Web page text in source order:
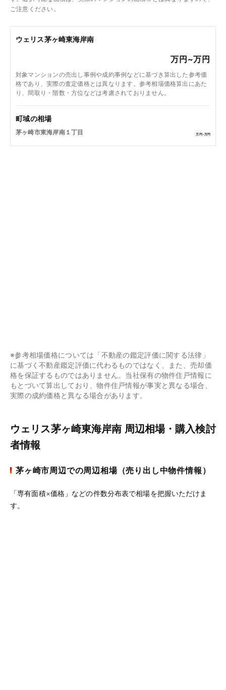
ウェリス茅ヶ崎東海岸南
万円~万円
対象マンションの売出し事例や成約事例などに基づき算出した参考価
格であり、実際の査定価格とは異なります。参考相場価格算出にあた
り、間取り・階数・方位などは考慮されておりません。
町域の相場
茅ヶ崎市東海岸南１丁目 万円~万円
ご注意ください。
※参考相場価格については「不動産の鑑定評価に関する法律」
に基づく不動産鑑定評価に代わるものではなく、また、売却価
格を保証するものではありません。当社保有の物件住戸情報に
もとづいて算出しており、物件住戸情報が事実と異なる場合、
実際の成約価格と異なる場合があります。
ウェリス茅ヶ崎東海岸南 周辺相場・購入検討
者情報
茅ヶ崎市周辺での周辺相場（売り出し中物件情報）
「専有面積×価格」などの件数分布表で相場を把握いただけま
す。